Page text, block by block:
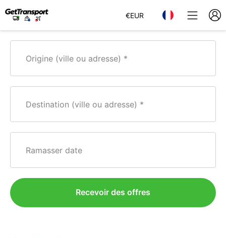
€EUR
Origine (ville ou adresse)
Destination (ville ou adresse)
Ramasser date
Recevoir des offres